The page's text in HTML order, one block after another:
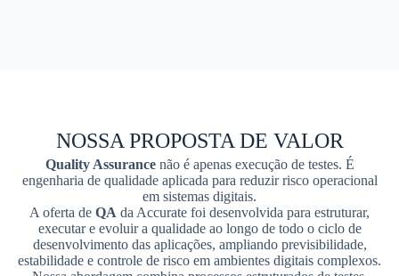
NOSSA PROPOSTA DE VALOR
Quality Assurancenão é apenas execução de testes. É
engenharia de qualidade aplicada para reduzir risco operacional
em sistemas digitais.
A oferta de QA da Accurate foi desenvolvida para estruturar,
executar e evoluir a qualidade ao longo de todo o ciclo de
desenvolvimento das aplicações, ampliando previsibilidade,
estabilidade e controle de risco em ambientes digitais complexos.